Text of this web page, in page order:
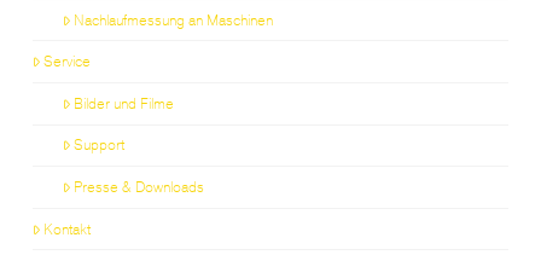
Nachlaufmessung an Maschinen
Service
Bilder und Filme
Support
Presse & Downloads
Kontakt